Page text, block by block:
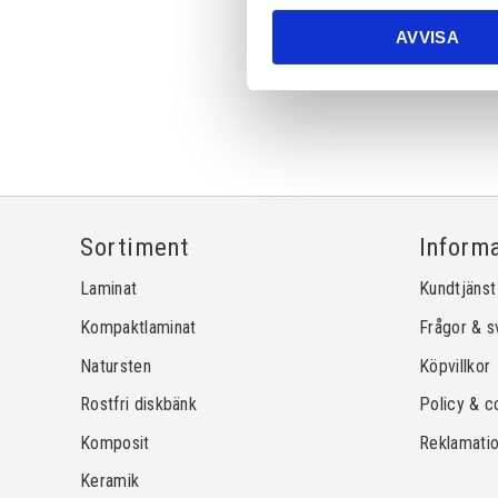
AVVISA
Sortiment
Laminat
Kompaktlaminat
Natursten
Rostfri diskbänk
Komposit
Keramik
Kundtjänst
Frågor &
Köpvillkor
Policy &